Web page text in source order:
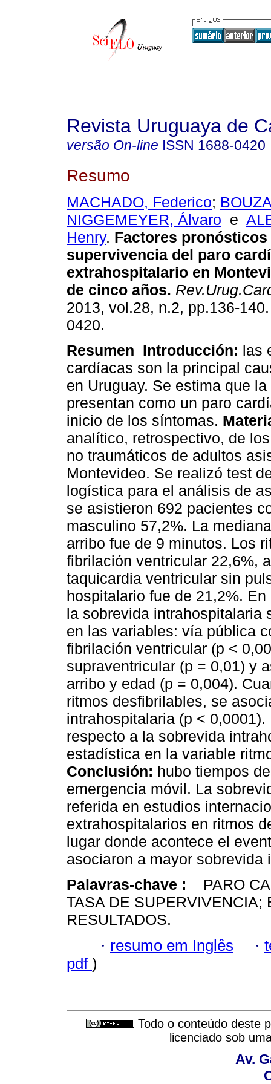
Revista Uruguaya de
versão On-line ISSN 1688-0420
Resumo
MACHADO, Federico;
NIGGEMEYER, Álvaro e
Henry. Factores pronósticos
supervivencia del paro
extrahospitalario en
de cinco años.
2013, vol.28, n.2, pp.136-
0420.
Resumen Introducción: las
cardíacas son la principal
en Uruguay. Se estima que
presentan como un paro
inicio de los síntomas.
analítico, retrospectivo, de
no traumáticos de adultos
Montevideo. Se realizó test
logística para el análisis de
se asistieron 692 pacientes
masculino 57,2%. La
arribo fue de 9 minutos. Los
fibrilación ventricular 22,6%,
taquicardia ventricular sin
hospitalario fue de 21,2%.
la sobrevida intrahospitalaria
en las variables: vía pública
fibrilación ventricular (p <
supraventricular (p = 0,01) y
arribo y edad (p = 0,004).
ritmos desfibrilables, se
intrahospitalaria (p <
respecto a la sobrevida
estadística en la variable
Conclusión: hubo tiempos
emergencia móvil. La
referida en estudios
extrahospitalarios en ritmos
lugar donde acontece el
asociaron a mayor sobrevida
Palavras-chave :
PARO
TASA DE SUPERVIVENCIA;
RESULTADOS.
· resumo em Inglês ·
pdf )
Todo o conteúdo deste
licenciado sob
Av.